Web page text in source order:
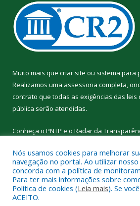
Muito mais que criar site ou sistema para
Realizamos uma assessoria completa,
contrato que todas as exigências das leis
pública serão atendidas.
Conheça o PNTP e o Radar da
Todos os direitos reservados a
Curralinho.
Nós usamos cookies para melhorar
navegação no portal. Ao utilizar
concorda com a política de
Para ter mais informações sobre
Política de cookies (Leia mais). Se
ACEITO.